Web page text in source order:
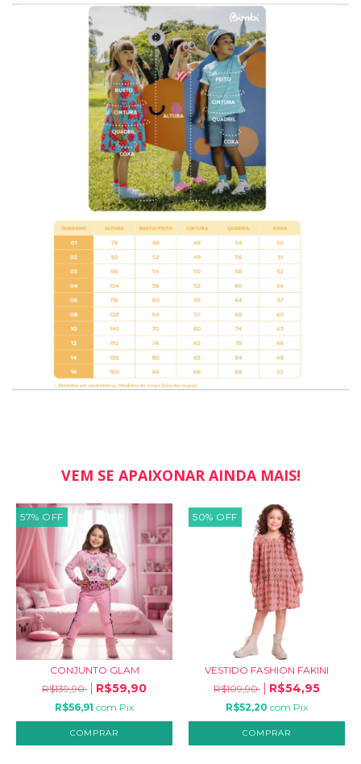
VEM SE APAIXONAR AINDA MAIS!
57% OFF
CONJUNTO GLAM
R$139,90
R$59,90
R$56,91 com Pix
COMPRAR
50% OFF
VESTIDO FASHION FAKINI
R$109,90
R$54,95
R$52,20 com Pix
COMPRAR